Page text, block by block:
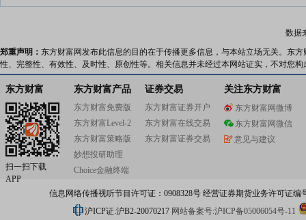
数据
郑重声明： 东方财富网发布此信息的目的在于传播更多信息，与本站立场无关。东
性、完整性、有效性、及时性、原创性等。相关信息并未经过本网站证实，不对您
东方财富
扫一扫下载
APP
东方财富产品
东方财富免费版
东方财富Level-2
东方财富策略版
妙想投研助理
Choice金融终端
证券交易
东方财富证券开户
东方财富在线交易
东方财富证券交易
关注东方财富
东方财富网微博
东方财富网微信
意见与建议
信息网络传播视听节目许可证：0908328号 经营证券期货业务许可证编
沪ICP证:沪B2-20070217 网站备案号:沪ICP备05006054号-11